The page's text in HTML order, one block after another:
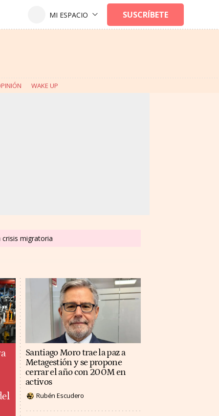
WAKE UP
migratoria
Santiago Moro trae la paz a
Metagestión y se propone
cerrar el año con 200M en
activos
Rubén Escudero